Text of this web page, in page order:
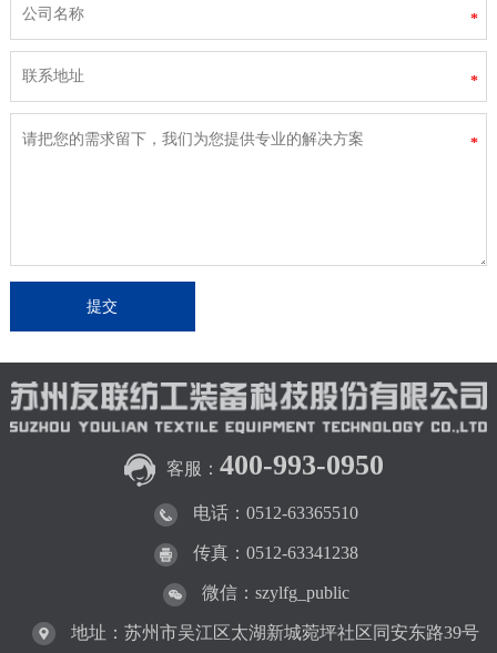
*
*
*
客服： 400-993-0950
电话：0512-63365510
传真：0512-63341238
微信：szylfg_public
地址：苏州市吴江区太湖新城菀坪社区同安东路39号